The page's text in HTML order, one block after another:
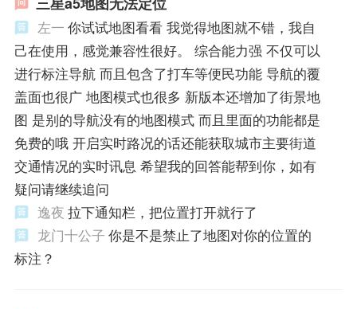
左一 你试试地图看看 我觉得地图就不错，我自
己在使用，感觉兼容性很好。 综合能力强 不仅可以
进行标注导航 而且包含了打车等便民功能 导航的覆
盖面也很广 地图模式也很多 新版本还增加了街景地
图 是别的导航没有的地图模式 而且里面的功能都是
免费的哦 开启实时路况的话还能获取城市主要街道
交通情况的实时讯息 希望我的回答能帮到你，如有
疑问请继续追问
逸夜 拉下通知栏，把位置打开就行了
龙门十公子 你是不是禁止了地图对你的位置的
标注？